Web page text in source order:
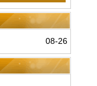
08-26